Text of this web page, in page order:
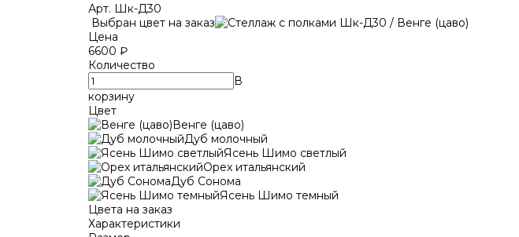
Арт. Шк-Д30
Выбран цвет на заказ
Цена
6600 ₽
Количество
В
корзину
Цвет
Венге (цаво)
Дуб молочный
Ясень Шимо светлый
Орех итальянский
Дуб Сонома
Ясень Шимо темный
Цвета на заказ
Характеристики